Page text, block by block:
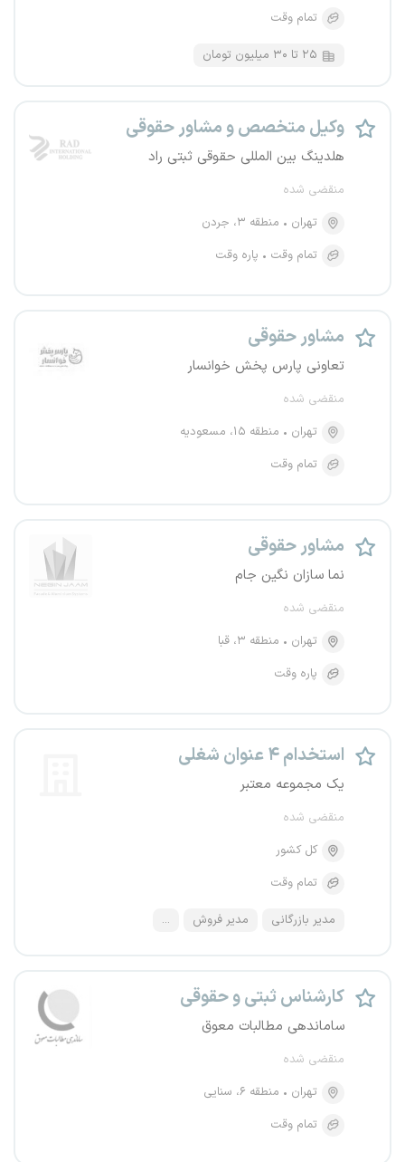
تمام وقت
۲۵ تا ۳۰ میلیون تومان
وکیل متخصص و مشاور حقوقی
هلدینگ بین المللی حقوقی ثبتی راد
منقضی شده
تهران
منطقه ۳، جردن
تمام وقت
پاره وقت
مشاور حقوقی
تعاونی پارس پخش خوانسار
منقضی شده
تهران
منطقه ۱۵، مسعودیه
تمام وقت
مشاور حقوقی
نما سازان نگین جام
منقضی شده
تهران
منطقه ۳، قبا
پاره وقت
استخدام ۴ عنوان شغلی
یک مجموعه معتبر
منقضی شده
کل کشور
تمام وقت
مدیر بازرگانی مدیر فروش ...
کارشناس ثبتی و حقوقی
ساماندهی مطالبات معوق
منقضی شده
تهران
منطقه ۶، سنایی
تمام وقت